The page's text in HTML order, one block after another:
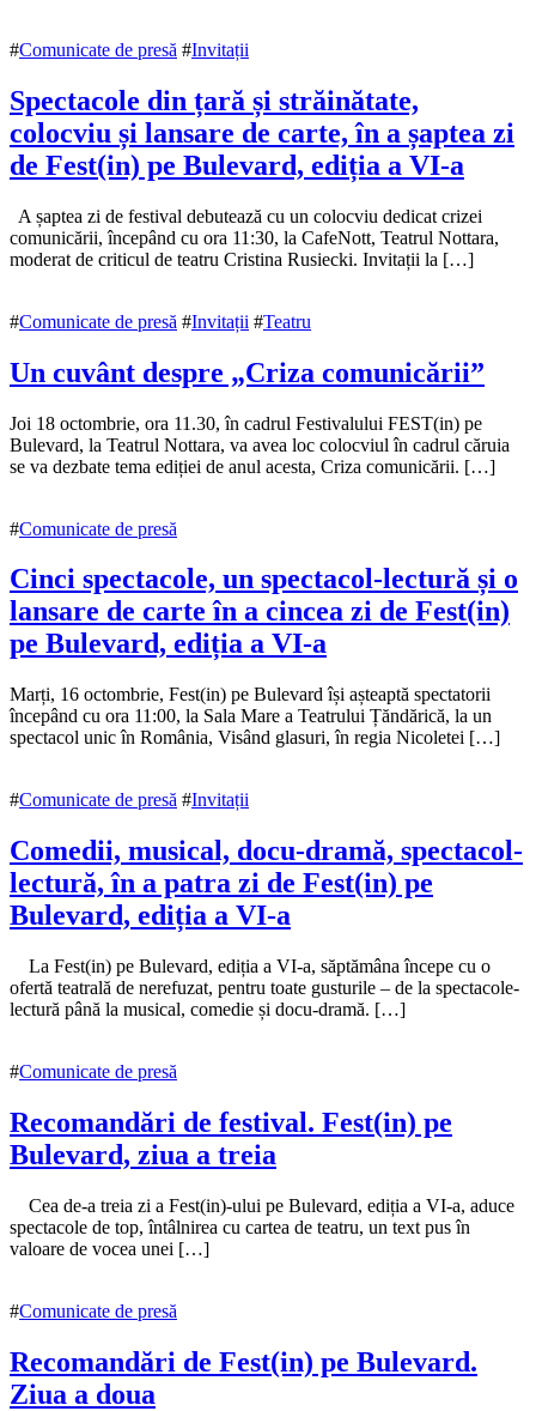
#Comunicate de presă #Invitații
Spectacole din țară și străinătate,
colocviu și lansare de carte, în a șaptea zi
de Fest(in) pe Bulevard, ediția a VI-a
18
octombrie
201818
A șaptea zi de festival debutează cu un colocviu dedicat crizei
comunicării, începând cu ora 11:30, la CafeNott, Teatrul Nottara,
moderat de criticul de teatru Cristina Rusiecki. Invitații la […]
#Comunicate de presă #Invitații #Teatru
Un cuvânt despre „Criza comunicării”
16
octombrie
2018 17
Joi 18 octombrie, ora 11.30, în cadrul Festivalului FEST(in) pe
Bulevard, la Teatrul Nottara, va avea loc colocviul în cadrul căruia
se va dezbate tema ediției de anul acesta, Criza comunicării. […]
#Comunicate de presă
Cinci spectacole, un spectacol-lectură și o
lansare de carte în a cincea zi de Fest(in)
pe Bulevard, ediția a VI-a
16
octombrie
201816
Marți, 16 octombrie, Fest(in) pe Bulevard își așteaptă spectatorii
începând cu ora 11:00, la Sala Mare a Teatrului Țăndărică, la un
spectacol unic în România, Visând glasuri, în regia Nicoletei […]
#Comunicate de presă #Invitații
Comedii, musical, docu-dramă, spectacol-
lectură, în a patra zi de Fest(in) pe
Bulevard, ediția a VI-a
octombrie
2018
La Fest(in) pe Bulevard, ediția a VI-a, săptămâna începe cu o
ofertă teatrală de nerefuzat, pentru toate gusturile – de la spectacole-
lectură până la musical, comedie și docu-dramă. […]
#Comunicate de presă
Recomandări de festival. Fest(in) pe
Bulevard, ziua a treia
octombrie
201816
Cea de-a treia zi a Fest(in)-ului pe Bulevard, ediția a VI-a, aduce
spectacole de top, întâlnirea cu cartea de teatru, un text pus în
valoare de vocea unei […]
#Comunicate de presă
Recomandări de Fest(in) pe Bulevard.
Ziua a doua